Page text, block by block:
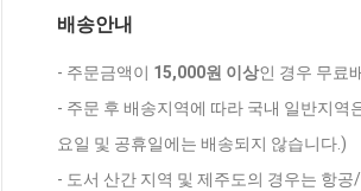
배송안내
- 주문금액이 15,000원 이상인 경우 무료
- 주문 후 배송지역에 따라 국내 일반지역
요일 및 공휴일에는 배송되지 않습니다.)
- 도서 산간 지역 및 제주도의 경우는 항